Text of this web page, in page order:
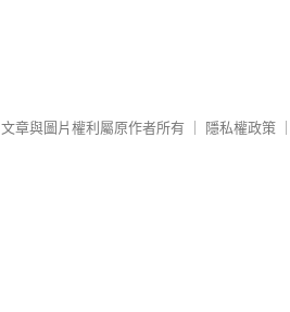
文章與圖片權利屬原作者所有 隱私權政策